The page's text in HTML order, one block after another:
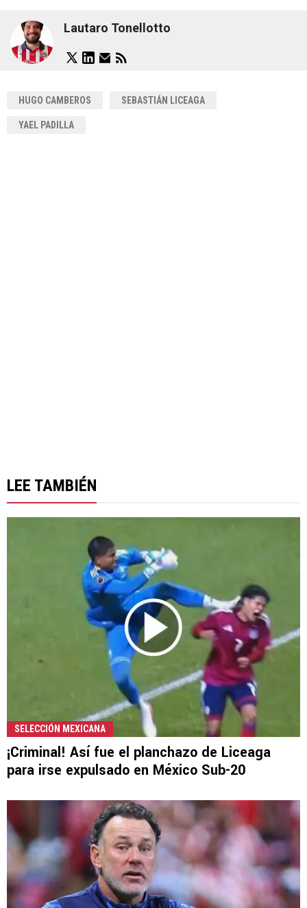
Lautaro Tonellotto
HUGO CAMBEROS SEBASTIÁN LICEAGA
YAEL PADILLA
LEE TAMBIÉN
SELECCIÓN MEXICANA
¡Criminal! Así fue el planchazo de Liceaga
para irse expulsado en México Sub-20